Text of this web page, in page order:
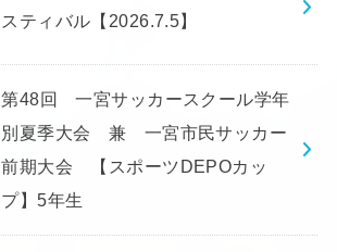
スティバル【2026.7.5】
第48回 一宮サッカースクール学年
別夏季大会 兼 一宮市民サッカー
前期大会 【スポーツDEPOカッ
プ】5年生